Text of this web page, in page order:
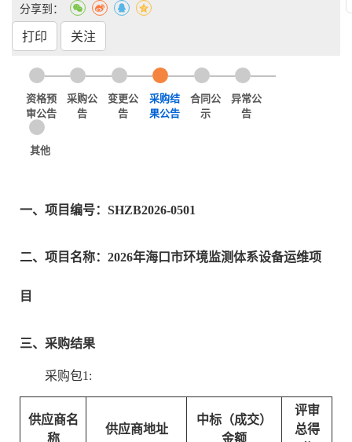
分享到：
打印 关注
资格预
审公告
采购公
告
变更公
告
采购结
果公告
合同公
示
异常公
告
其他
一、项目编号：SHZB2026-0501
二、项目名称：2026年海口市环境监测体系设备运维项
目
三、采购结果
采购包1:
供应商名
称
供应商地址
中标（成交）
金额
评审
总得